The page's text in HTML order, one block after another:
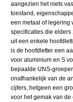
aangezien het niets
toestand,
een metaal of legering
specificaties die
uit een enkele
is de hoofdletter een
voor aluminium en S
bepaalde UNS-
onafhankelijk van de
cijfers, hetgeen een
voor het gemak van